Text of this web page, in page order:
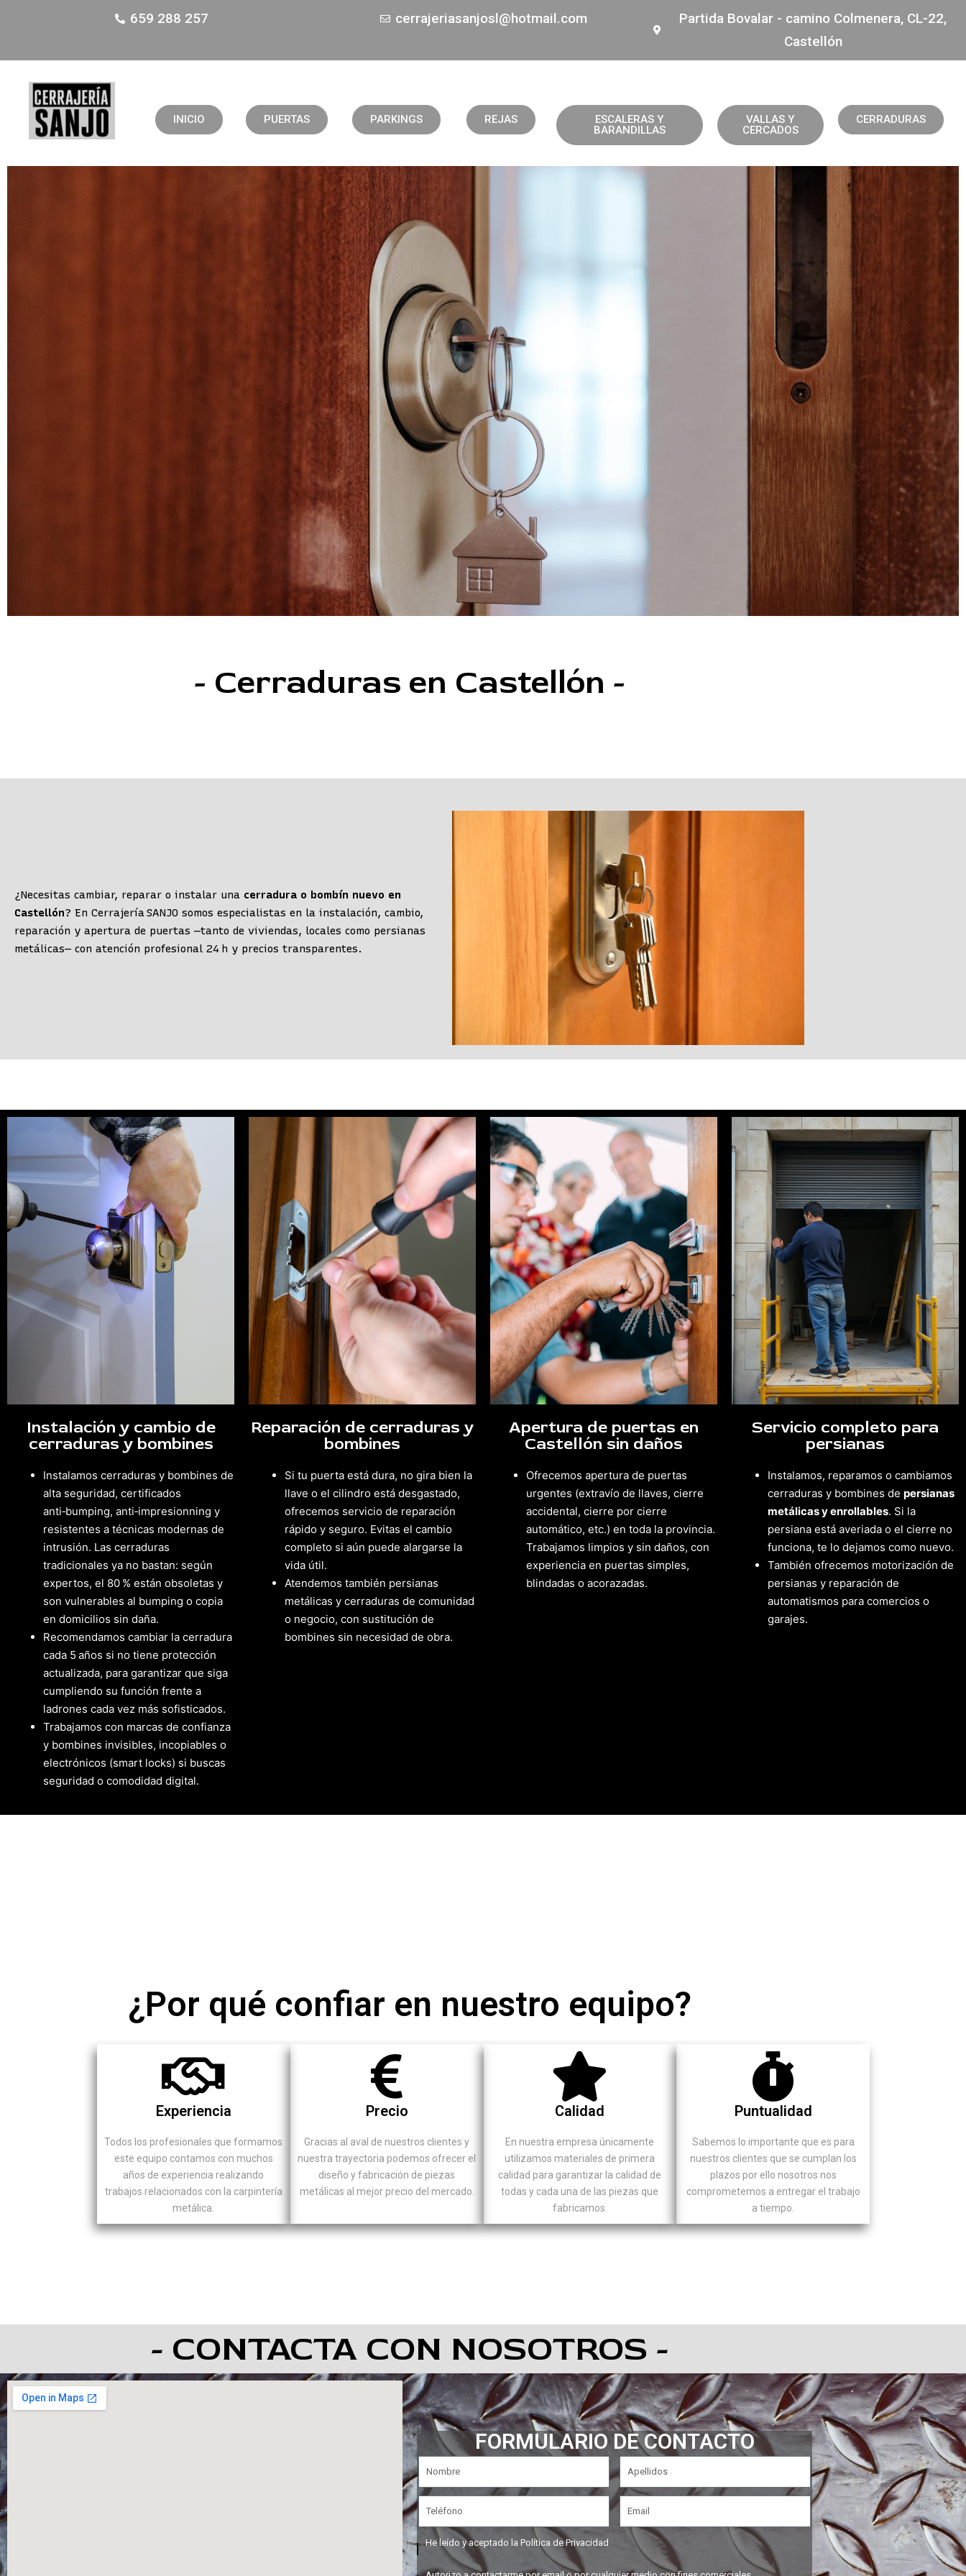
659 288 257 cerrajeriasanjosl@hotmail.com
Partida Bovalar - camino Colmenera, CL-22,
Castellón
INICIO PUERTAS PARKINGS REJAS
ESCALERAS Y
BARANDILLAS
VALLAS Y
CERCADOS
CERRADURAS
CASTELLÓN
- Cerraduras en Castellón -
¿Necesitas cambiar, reparar o instalar una cerradura o bombín nuevo en
Castellón? En Cerrajería SANJO somos especialistas en la instalación, cambio,
reparación y apertura de puertas —tanto de viviendas, locales como persianas
metálicas— con atención profesional 24 h y precios transparentes.
Instalación y cambio de
cerraduras y bombines
Instalamos cerraduras y bombines de
alta seguridad, certificados
anti‑bumping, anti‑impresionning y
resistentes a técnicas modernas de
intrusión. Las cerraduras
tradicionales ya no bastan: según
expertos, el 80 % están obsoletas y
son vulnerables al bumping o copia
en domicilios sin daña.
Recomendamos cambiar la cerradura
cada 5 años si no tiene protección
actualizada, para garantizar que siga
cumpliendo su función frente a
ladrones cada vez más sofisticados.
Trabajamos con marcas de confianza
y bombines invisibles, incopiables o
electrónicos (smart locks) si buscas
seguridad o comodidad digital.
Reparación de cerraduras y
bombines
Si tu puerta está dura, no gira bien la
llave o el cilindro está desgastado,
ofrecemos servicio de reparación
rápido y seguro. Evitas el cambio
completo si aún puede alargarse la
vida útil.
Atendemos también persianas
metálicas y cerraduras de comunidad
o negocio, con sustitución de
bombines sin necesidad de obra.
Apertura de puertas en
Castellón sin daños
Ofrecemos apertura de puertas
urgentes (extravío de llaves, cierre
accidental, cierre por cierre
automático, etc.) en toda la provincia.
Trabajamos limpios y sin daños, con
experiencia en puertas simples,
blindadas o acorazadas.
Servicio completo para
persianas
Instalamos, reparamos o cambiamos
cerraduras y bombines de persianas
metálicas y enrollables. Si la
persiana está averiada o el cierre no
funciona, te lo dejamos como nuevo.
También ofrecemos motorización de
persianas y reparación de
automatismos para comercios o
garajes.
¿Por qué confiar en nuestro equipo?
Experiencia
Todos los profesionales que formamos
este equipo contamos con muchos
años de experiencia realizando
trabajos relacionados con la carpintería
metálica.
Precio
Gracias al aval de nuestros clientes y
nuestra trayectoria podemos ofrecer el
diseño y fabricación de piezas
metálicas al mejor precio del mercado.
Calidad
En nuestra empresa únicamente
utilizamos materiales de primera
calidad para garantizar la calidad de
todas y cada una de las piezas que
fabricamos.
Puntualidad
Sabemos lo importante que es para
nuestros clientes que se cumplan los
plazos por ello nosotros nos
comprometemos a entregar el trabajo
a tiempo.
- CONTACTA CON NOSOTROS -
FORMULARIO DE CONTACTO
He leído y aceptado la Política de Privacidad